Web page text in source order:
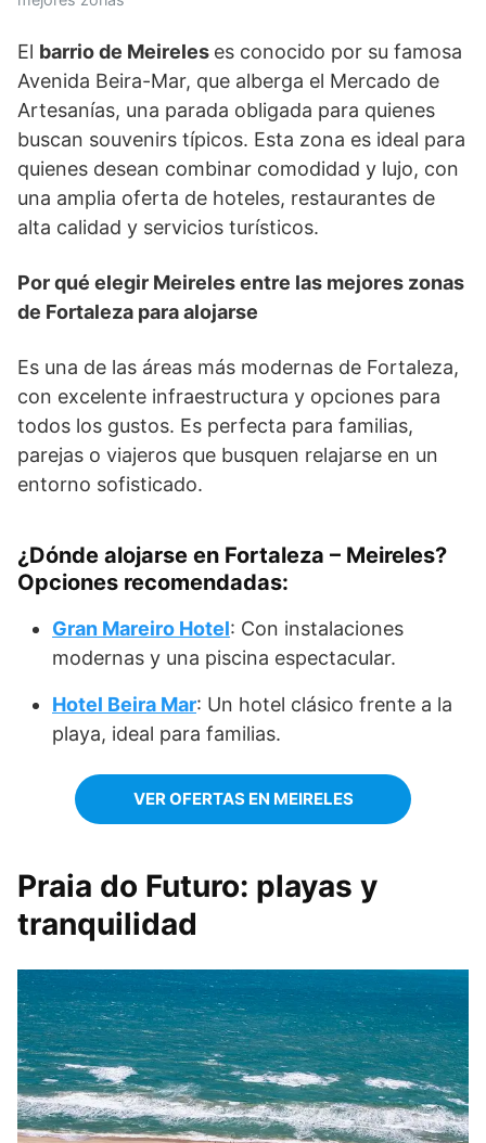
El barrio de Meireles es conocido por su famosa
Avenida Beira-Mar, que alberga el Mercado de
Artesanías, una parada obligada para quienes
buscan souvenirs típicos. Esta zona es ideal para
quienes desean combinar comodidad y lujo, con
una amplia oferta de hoteles, restaurantes de
alta calidad y servicios turísticos.
Por qué elegir Meireles entre las mejores zonas
de Fortaleza para alojarse
Es una de las áreas más modernas de Fortaleza,
con excelente infraestructura y opciones para
todos los gustos. Es perfecta para familias,
parejas o viajeros que busquen relajarse en un
entorno sofisticado.
¿Dónde alojarse en Fortaleza – Meireles?
Opciones recomendadas:
Gran Mareiro Hotel: Con instalaciones
modernas y una piscina espectacular.
Hotel Beira Mar: Un hotel clásico frente a la
playa, ideal para familias.
VER OFERTAS EN MEIRELES
Praia do Futuro: playas y
tranquilidad